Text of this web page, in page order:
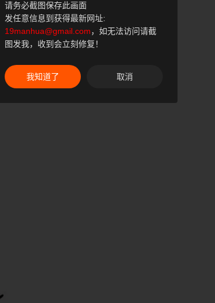
请务必截图保存此画面
发任意信息到获得最新网址:
19manhua@gmail.com，如无法访问请截
图发我，收到会立刻修复！
我知道了 取消